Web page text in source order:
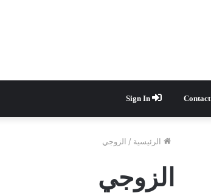
Contact
Sign In
الرئيسية / الزوجي
الزوجي